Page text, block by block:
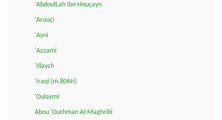
'AbdoulLah Ibn Houçayn
'Arouçi
'Ayni
'Azzami
'Illaych
'Iraqi (m.806H)
'Oulaymi
Abou 'Outhman Al-Maghribi